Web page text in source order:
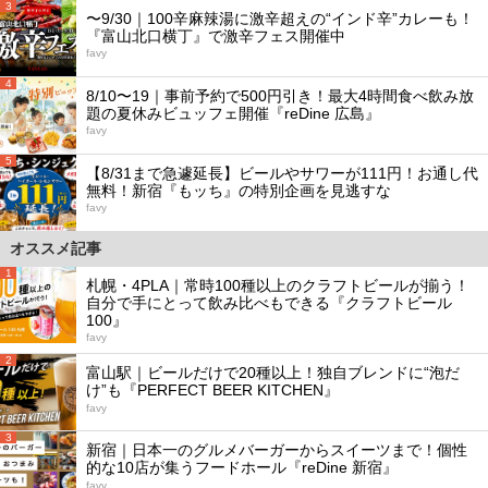
3
〜9/30｜100辛麻辣湯に激辛超えの“インド辛”カレーも！
『富山北口横丁』で激辛フェス開催中
favy
4
8/10〜19｜事前予約で500円引き！最大4時間食べ飲み放
題の夏休みビュッフェ開催『reDine 広島』
favy
5
【8/31まで急遽延長】ビールやサワーが111円！お通し代
無料！新宿『もッち』の特別企画を見逃すな
favy
オススメ記事
1
札幌・4PLA｜常時100種以上のクラフトビールが揃う！
自分で手にとって飲み比べもできる『クラフトビール
100』
favy
2
富山駅｜ビールだけで20種以上！独自ブレンドに“泡だ
け”も『PERFECT BEER KITCHEN』
favy
3
新宿｜日本一のグルメバーガーからスイーツまで！個性
的な10店が集うフードホール『reDine 新宿』
favy